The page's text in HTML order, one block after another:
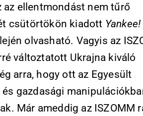
ellentmondást nem tűrő
csütörtökön kiadott Yankee!
olvasható. Vagyis az
változtatott Ukrajna kiváló
arra, hogy ott az Egyesült
gazdasági
Már ameddig az ISZOMM